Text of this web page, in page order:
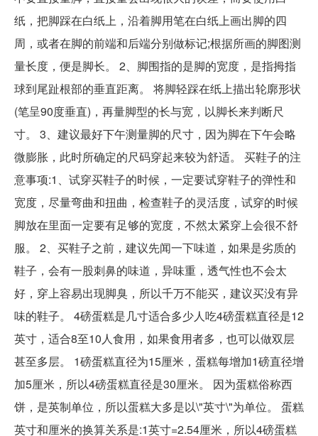
纸，把脚踩在白纸上，沿着脚用笔在白纸上画出脚的四
周，或者在脚的前端和后端分别做标记;根据所画的脚图测
量长度，便是脚长。 2、脚围指的是脚的宽度，是指拇指
球到尾趾根部的垂直距离。 将脚轻踩在纸上描出轮廓形状
(笔呈90度垂直)，再量脚型的长与宽，以脚长来判断尺
寸。 3、建议最好下午测量脚的尺寸，因为脚在下午会略
微膨胀，此时所确定的尺码穿起来较为舒适。 买鞋子的注
意事项:1、试穿买鞋子的时候，一定要试穿鞋子的弹性和
宽度，尽量弯曲和扭曲，检查鞋子的灵活度，试穿的时候
脚放在里面一定要有足够的宽度，不然太紧穿上会很不舒
服。 2、买鞋子之前，建议先闻一下味道，如果是劣质的
鞋子，会有一股刺鼻的味道，异味重，透气性也不会太
好，穿上容易出现脚臭，所以千万不能买，建议买没有异
味的鞋子。 4磅蛋糕是几寸适合多少人吃4磅蛋糕直径是12
英寸，适合8至10人食用，如果食用者多，也可以做双层
甚至多层。 1磅蛋糕直径为15厘米，蛋糕每增加1磅直径增
加5厘米，所以4磅蛋糕直径是30厘米。 因为蛋糕俗称西
饼，是英制单位，所以蛋糕大多是以\"英寸\"为单位。 蛋糕
英寸和厘米的换算关系是:1英寸=2.54厘米，所以4磅蛋糕